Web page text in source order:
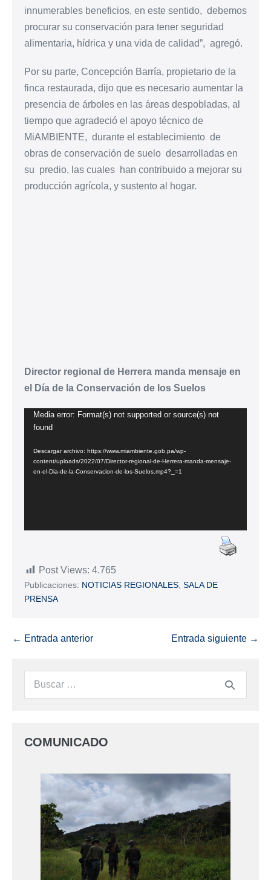
innumerables beneficios, en este sentido, debemos
procurar su conservación para tener seguridad
alimentaria, hídrica y una vida de calidad”, agregó.
Por su parte, Concepción Barría, propietario de la
finca restaurada, dijo que es necesario aumentar la
presencia de árboles en las áreas despobladas, al
tiempo que agradeció el apoyo técnico de
MiAMBIENTE, durante el establecimiento de
obras de conservación de suelo desarrolladas en
su predio, las cuales han contribuido a mejorar su
producción agrícola, y sustento al hogar.
Director regional de Herrera manda mensaje en
el Día de la Conservación de los Suelos
Reproductor
de
vídeo
Media error: Format(s) not supported or source(s) not
found
Descargar archivo: https://www.miambiente.gob.pa/wp-
content/uploads/2022/07/Director-regional-de-Herrera-manda-mensaje-
en-el-Dia-de-la-Conservacion-de-los-Suelos.mp4?_=1
Post Views: 4.765
Publicaciones: NOTICIAS REGIONALES, SALA DE
PRENSA
← Entrada anterior Entrada siguiente →
COMUNICADO